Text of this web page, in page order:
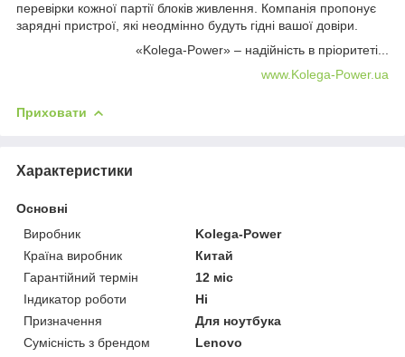
перевірки кожної партії блоків живлення. Компанія пропонує
зарядні пристрої, які неодмінно будуть гідні вашої довіри.
«Kolega-Power» – надійність в пріоритеті...
www.Kolega-Power.ua
Приховати
Характеристики
Основні
Виробник
Kolega-Power
Країна виробник
Китай
Гарантійний термін
12 міс
Індикатор роботи
Ні
Призначення
Для ноутбука
Сумісність з брендом
Lenovo